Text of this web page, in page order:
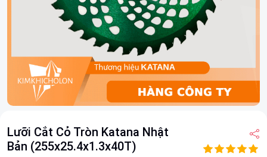
of
Lưỡi Cắt Cỏ Tròn Katana Nhật
Bản (255x25.4x1.3x40T)